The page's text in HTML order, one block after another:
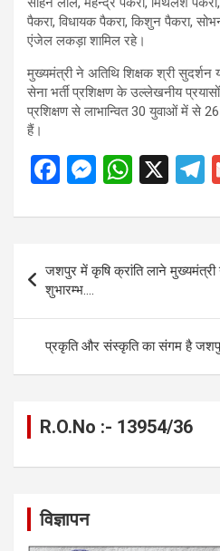
पैकरा, विधायक पैकरा, किशुन पैकरा,
एंजेल लकड़ा शामिल रहे।
मुख्यमंत्री ने अतिथि शिक्षक श्री
सेना भर्ती प्रशिक्षण के उल्लेखनीय
प्रशिक्षण से लाभान्वित 30 युवाओं में से 26
हैं।
F
ce
o
o
k
M
se
n
g
er
W
at
s
A
p
p
X
e
a
navigation
जशपुर में कृषि क्रांति लाने
शुभारम्भ….
प्रकृति और संस्कृति का संगम है
R.O.No :- 13954/36
विज्ञापन